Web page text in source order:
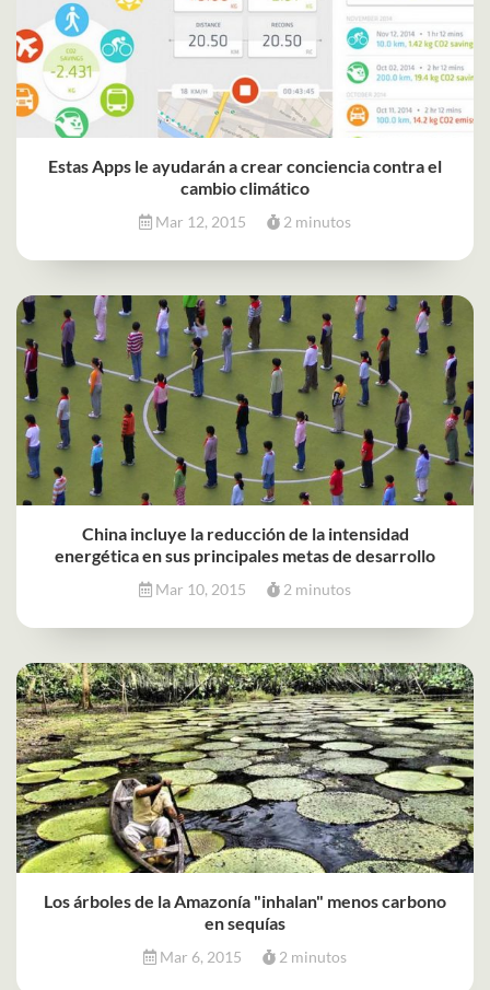
Estas Apps le ayudarán a crear conciencia contra el
cambio climático
Mar 12, 2015 2 minutos
China incluye la reducción de la intensidad
energética en sus principales metas de desarrollo
Mar 10, 2015 2 minutos
Los árboles de la Amazonía "inhalan" menos carbono
en sequías
Mar 6, 2015 2 minutos